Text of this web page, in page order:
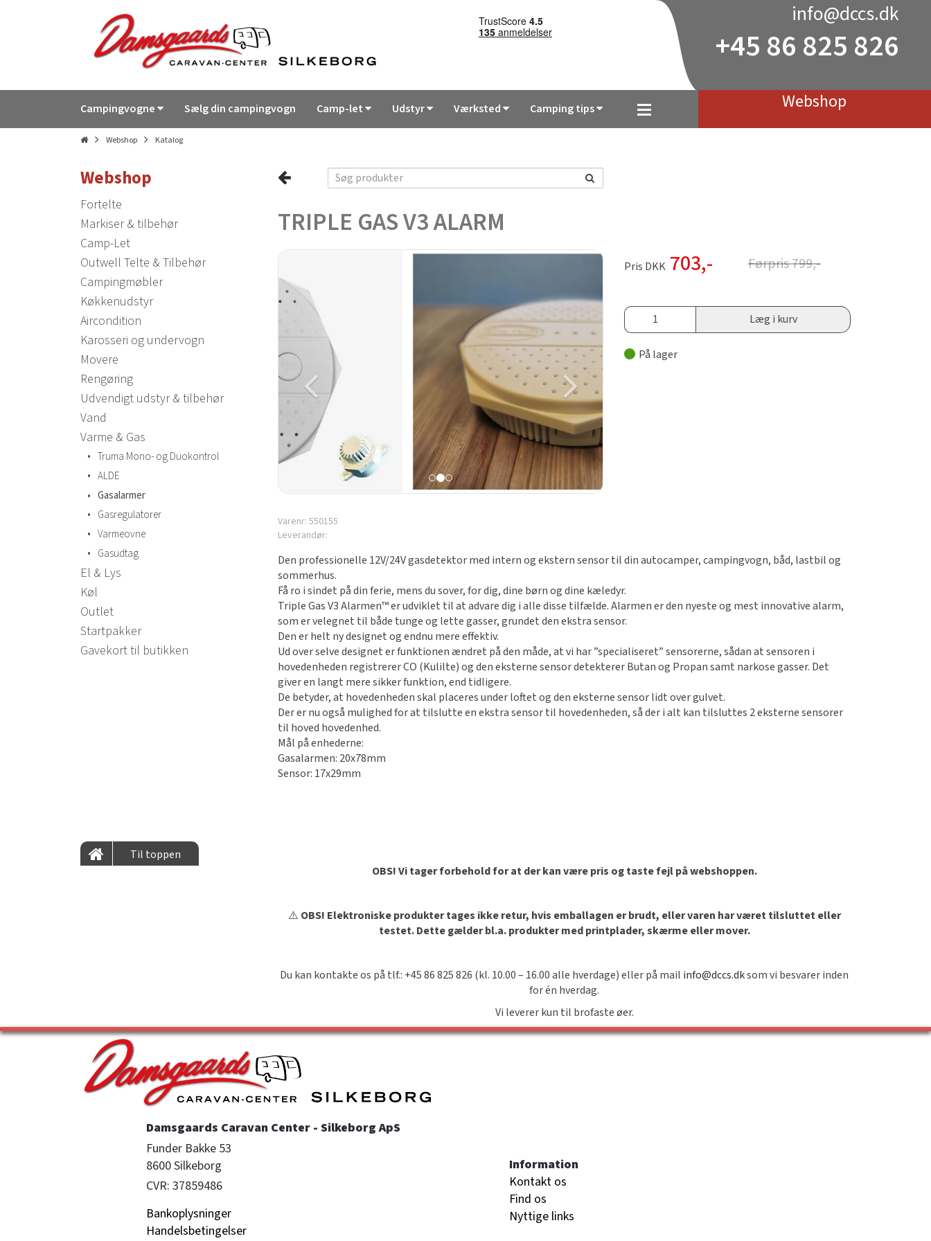
info@dccs.dk
+45 86 825 826
Campingvogne Sælg din campingvogn Camp-let Udstyr Værksted Camping tips Webshop
Webshop Katalog
Webshop
Fortelte
Markiser & tilbehør
Camp-Let
Outwell Telte & Tilbehør
Campingmøbler
Køkkenudstyr
Aircondition
Karosseri og undervogn
Movere
Rengøring
Udvendigt udstyr & tilbehør
Vand
Varme & Gas
• Truma Mono- og Duokontrol
• ALDE
• Gasalarmer
• Gasregulatorer
• Varmeovne
• Gasudtag
El & Lys
Køl
Outlet
Startpakker
Gavekort til butikken
TRIPLE GAS V3 ALARM
Pris DKK 703,- Førpris799,-
Læg i kurv
På lager
Varenr:550155
Leverandør:
Den professionelle 12V/24V gasdetektor med intern og ekstern sensor til din autocamper, campingvogn, båd, lastbil og
sommerhus.
Få ro i sindet på din ferie, mens du sover, for dig, dine børn og dine kæledyr.
Triple Gas V3 Alarmen™ er udviklet til at advare dig i alle disse tilfælde. Alarmen er den nyeste og mest innovative alarm,
som er velegnet til både tunge og lette gasser, grundet den ekstra sensor.
Den er helt ny designet og endnu mere effektiv.
Ud over selve designet er funktionen ændret på den måde, at vi har ”specialiseret” sensorerne, sådan at sensoren i
hovedenheden registrerer CO (Kulilte) og den eksterne sensor detekterer Butan og Propan samt narkose gasser. Det
giver en langt mere sikker funktion, end tidligere.
De betyder, at hovedenheden skal placeres under loftet og den eksterne sensor lidt over gulvet.
Der er nu også mulighed for at tilslutte en ekstra sensor til hovedenheden, så der i alt kan tilsluttes 2 eksterne sensorer
til hoved hovedenhed.
Mål på enhederne:
Gasalarmen: 20x78mm
Sensor: 17x29mm
Til toppen
OBS! Vi tager forbehold for at der kan være pris og taste fejl på webshoppen.
⚠️ OBS! Elektroniske produkter tages ikke retur, hvis emballagen er brudt, eller varen har været tilsluttet eller
testet. Dette gælder bl.a. produkter med printplader, skærme eller mover.
Du kan kontakte os på tlf.: +45 86 825 826 (kl. 10.00 – 16.00 alle hverdage) eller på mail info@dccs.dksom vi besvarer inden
for én hverdag.
Vi leverer kun til brofaste øer.
Damsgaards Caravan Center - Silkeborg ApS
Funder Bakke 53
8600 Silkeborg
CVR: 37859486
Bankoplysninger
Handelsbetingelser
Information
Kontakt os
Find os
Nyttige links